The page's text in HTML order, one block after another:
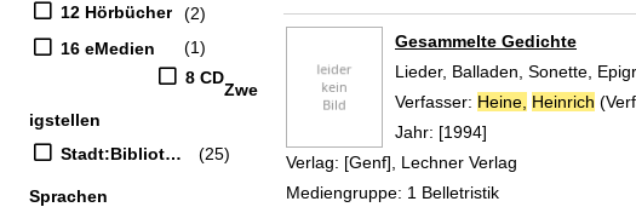
12 Hörbücher
16 eMedien
(2)
8 CD
(1)
Zwe
igstellen
Stadt:Bibliothek
(25)
Sprachen
Gesammelte Gedichte
Lieder, Balladen, Sonette,
Verfasser: Heine, Heinrich
Jahr: [1994]
Verlag: [Genf], Lechner Verlag
Mediengruppe: 1 Belletristik